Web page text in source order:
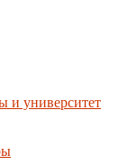
и университет